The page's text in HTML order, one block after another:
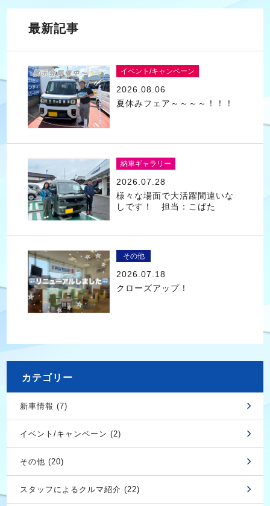
最新記事
イベント/キャンペーン
2026.08.06
夏休みフェア～～～～！！！
納車ギャラリー
2026.07.28
様々な場面で大活躍間違いな
しです！ 担当：こばた
その他
2026.07.18
クローズアップ！
カテゴリー
新車情報 (7)
イベント/キャンペーン (2)
その他 (20)
スタッフによるクルマ紹介 (22)